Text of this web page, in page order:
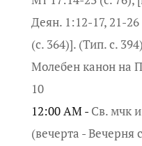
Деян. 1:12-17, 21-
(с. 364)]. (Тип. с.
Молебен канон на
10
12:00 AM - Св. мчк
(вечерта - Вечерня